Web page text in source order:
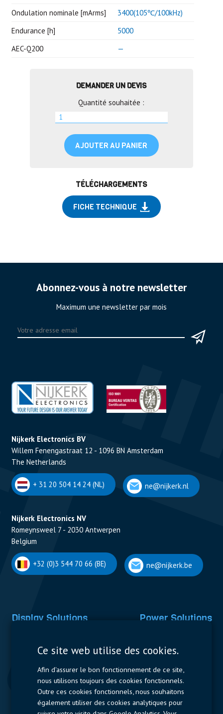
Ondulation nominale [mArms]
3400(105℃/100kHz)
Endurance [h]
5000
AEC-Q200
—
DEMANDER UN DEVIS
Quantité souhaitée :
AJOUTER AU PANIER
TÉLÉCHARGEMENTS
FICHE TECHNIQUE
Abonnez-vous à notre newsletter
Maximum une newsletter par mois
Nijkerk Electronics BV
Willem Fenengastraat 12 - 1096 BN Amsterdam
The Netherlands
+ 31 20 504 14 24 (NL) ne@nijkerk.nl
Nijkerk Electronics NV
Romeynsweel 7 - 2030 Antwerpen
Belgium
+32 (0)3 544 70 66 (BE) ne@nijkerk.be
Display Solutions Power Solutions
Contactors & Fuses
Measurement
Resistors
Ce site web utilise des cookies.
Afin d'assurer le bon fonctionnement de ce site,
nous utilisons toujours des cookies fonctionnels.
Outre ces cookies fonctionnels, nous souhaitons
également utiliser des cookies analytiques pour